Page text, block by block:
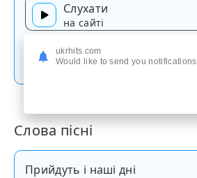
Слухати
на сайті
Скачати пісню
Слова пісні
Прийдуть і наші дні
ukrhits.com
Would like to send you notifications